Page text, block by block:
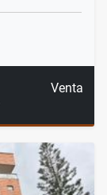
Venta